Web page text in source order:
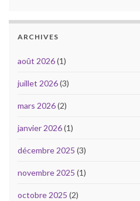
ARCHIVES
août 2026(1)
juillet 2026(3)
mars 2026(2)
janvier 2026(1)
décembre 2025 (3)
novembre 2025 (1)
octobre 2025 (2)